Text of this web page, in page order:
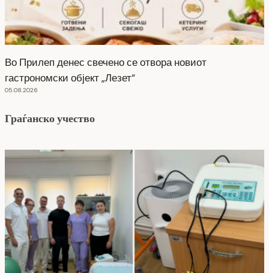
Во Прилеп денес свечено се отвора новиот
гастрономски објект „Лезет“
05.08.2026
Граѓанско учество